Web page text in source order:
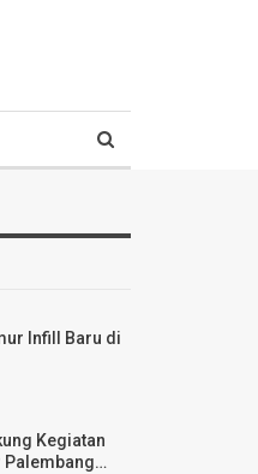
Infill Baru di
Kegiatan
Palembang…